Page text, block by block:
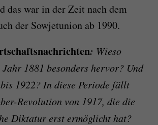
das war in der Zeit nach dem
der Sowjetunion ab 1990.
: Wieso
Jahr 1881 besonders hervor? Und
1922? In diese Periode fällt
Revolution von 1917, die die
Diktatur erst ermöglicht hat?